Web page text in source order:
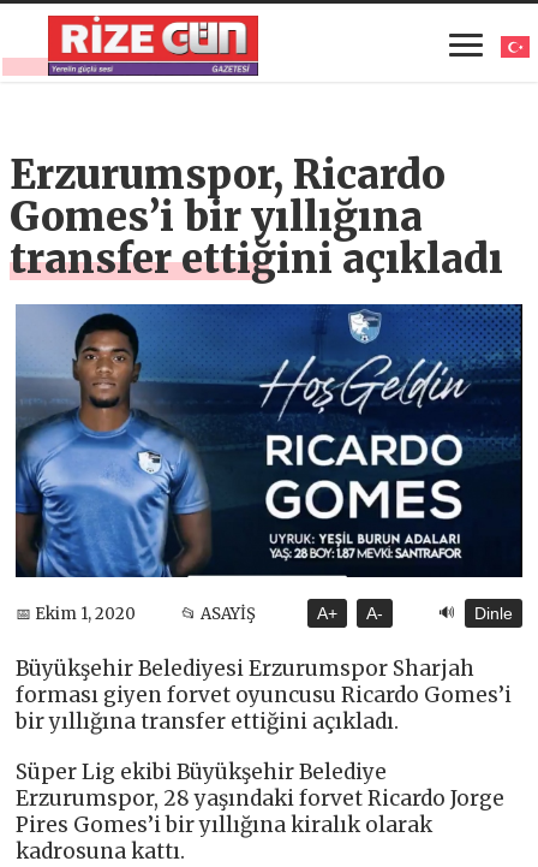
Erzurumspor, Ricardo
Gomes’i bir yıllığına
transfer ettiğini açıkladı
📅 Ekim 1, 2020 📂 ASAYİŞ A+ A- 🔊 Dinle
Büyükşehir Belediyesi Erzurumspor Sharjah
forması giyen forvet oyuncusu Ricardo Gomes’i
bir yıllığına transfer ettiğini açıkladı.
Süper Lig ekibi Büyükşehir Belediye
Erzurumspor, 28 yaşındaki forvet Ricardo Jorge
Pires Gomes’i bir yıllığına kiralık olarak
kadrosuna kattı.